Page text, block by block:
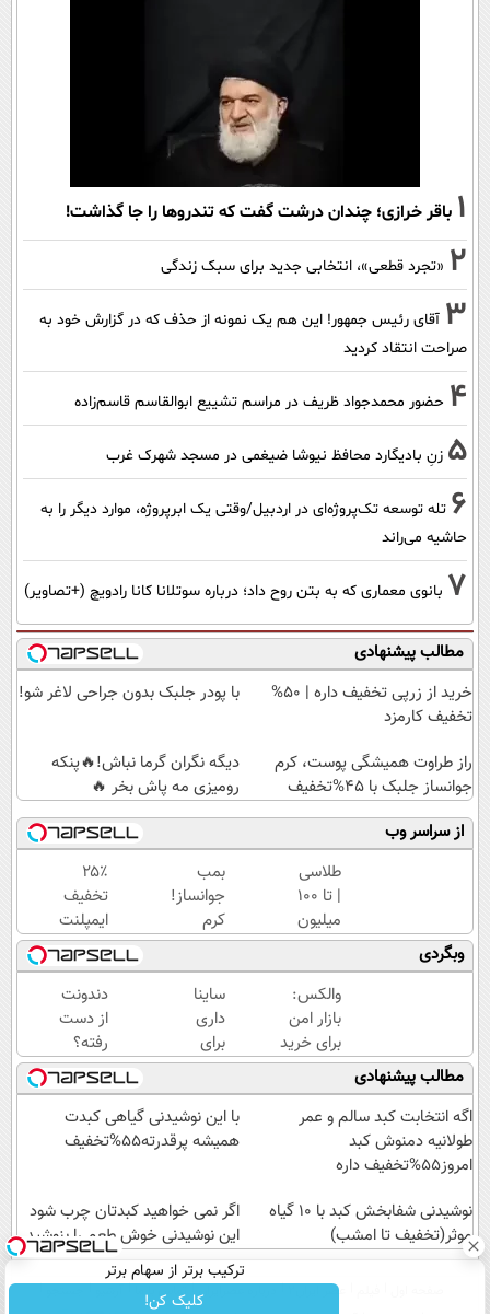
1 باقر خرازی؛ چندان درشت گفت که تندروها را جا گذاشت!
2 «تجرد قطعی»، انتخابی جدید برای سبک زندگی
3 آقای رئیس جمهور! این هم یک نمونه از حذف که در گزارش خود به
صراحت انتقاد کردید
4 حضور محمدجواد ظریف در مراسم تشییع ابوالقاسم قاسم‌زاده
5 زنِ بادیگارد محافظ نیوشا ضیغمی در مسجد شهرک غرب
6 تله توسعه تک‌پروژه‌ای در اردبیل/وقتی یک ابرپروژه، موارد دیگر را به
حاشیه می‌راند
7 بانوی معماری که به بتن روح داد؛ درباره سوتلانا کانا رادویچ (+تصاویر)
مطالب پیشنهادی
خرید از زرپی تخفیف داره | 50%
تخفیف کارمزد
با پودر جلبک بدون جراحی لاغر شو!
راز طراوت همیشگی پوست، کرم
جوانساز جلبک با 45%تخفیف
دیگه نگران گرما نباش!🔥پنکه
رومیزی مه پاش بخر 🔥
از سراسر وب
طلاسی
| تا 100
میلیون
وام
آنی
خرید
طلا💰
ثبت
نام
کن!
بمب
جوانساز!
کرم
بوتاکس
جلبک
اسپیرولینا50%تخفیف
۲۵٪
تخفیف
ایمپلنت
تا پایان
جشنواره
🎁
وبگردی
والکس:
بازار امن
برای خرید
و فروش
دارایی‌های
دیجیتال
ساینا
داری
برای
فروش؟
با
کارنامه
به
بفروش!
دندونت
از دست
رفته؟
ایمپلنت
با
اقساط
۱۲
حلشه
مطالب پیشنهادی
اگه انتخابت کبد سالم و عمر
طولانیه دمنوش کبد
امروز55%تخفیف داره
با این نوشیدنی گیاهی کبدت
همیشه پرقدرته55%تخفیف
نوشیدنی شفابخش کبد با 10 گیاه
موثر(تخفیف تا امشب)
اگر نمی خواهید کبدتان چرب شود
این نوشیدنی خوش طعم را بنوشید
ترکیب برتر از سهام برتر
کلیک کن!
عصر ایران۲ درباره عصرایران تماس با ما